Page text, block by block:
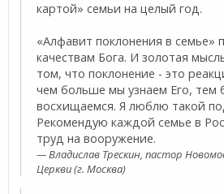
картой» семьи на целый год.
«Алфавит поклонения в семье»
качествам Бога. И золотая
том, что поклонение - это
чем больше мы узнаем Его, тем
восхищаемся. Я люблю такой
Рекомендую каждой семье в
труд на вооружение.
Владислав Трескин, пастор
Церкви (г. Москва)